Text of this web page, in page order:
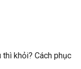
thì khỏi? Cách phục